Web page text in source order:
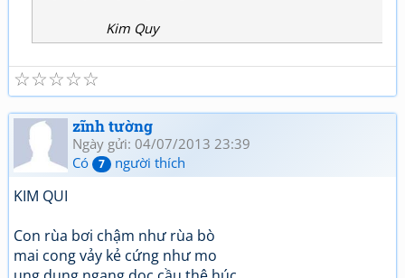
Kim Quy
☆
☆
☆
☆
☆
zĩnh tường
Ngày gửi: 04/07/2013 23:39
Có
7 người thích
KIM QUI
Con rùa bơi chậm như rùa bò
mai cong vảy kẻ cứng như mo